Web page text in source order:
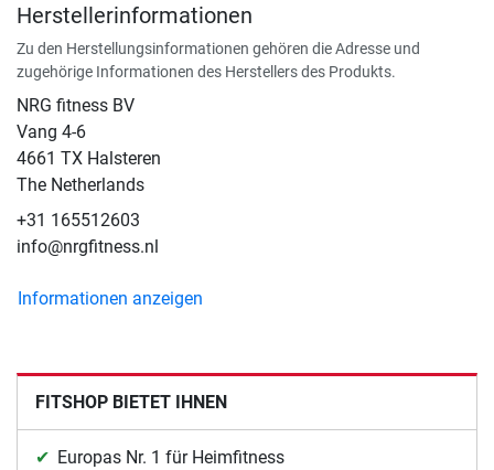
Herstellerinformationen
Zu den Herstellungsinformationen gehören die Adresse und
zugehörige Informationen des Herstellers des Produkts.
NRG fitness BV
Vang 4-6
4661 TX Halsteren
The Netherlands
+31 165512603
info@nrgfitness.nl
Informationen anzeigen
FITSHOP BIETET IHNEN
Europas Nr. 1 für Heimfitness